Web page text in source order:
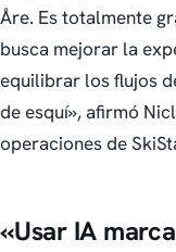
Åre. Es totalmente
busca mejorar la
equilibrar los flujos
de esquí», afirmó
operaciones de
«Usar IA